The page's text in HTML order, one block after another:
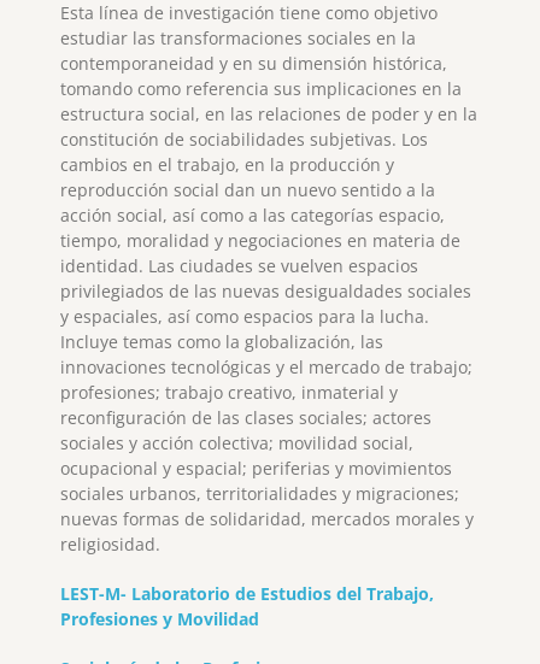
Esta línea de investigación tiene como objetivo
estudiar las transformaciones sociales en la
contemporaneidad y en su dimensión histórica,
tomando como referencia sus implicaciones en la
estructura social, en las relaciones de poder y en la
constitución de sociabilidades subjetivas. Los
cambios en el trabajo, en la producción y
reproducción social dan un nuevo sentido a la
acción social, así como a las categorías espacio,
tiempo, moralidad y negociaciones en materia de
identidad. Las ciudades se vuelven espacios
privilegiados de las nuevas desigualdades sociales
y espaciales, así como espacios para la lucha.
Incluye temas como la globalización, las
innovaciones tecnológicas y el mercado de trabajo;
profesiones; trabajo creativo, inmaterial y
reconfiguración de las clases sociales; actores
sociales y acción colectiva; movilidad social,
ocupacional y espacial; periferias y movimientos
sociales urbanos, territorialidades y migraciones;
nuevas formas de solidaridad, mercados morales y
religiosidad.
LEST-M- Laboratorio de Estudios del Trabajo,
Profesiones y Movilidad